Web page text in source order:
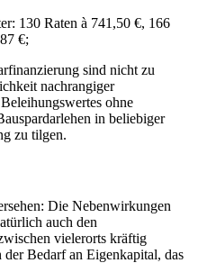
130 Raten à 741,50 €, 166
€;
sind nicht zu
nachrangiger
ohne
in beliebiger
zu tilgen.
Die Nebenwirkungen
auch den
vielerorts kräftig
Bedarf an Eigenkapital, das